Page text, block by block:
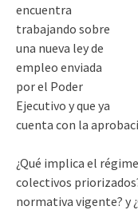
encuentra
trabajando sobre
una nueva ley de
empleo enviada
por el Poder
Ejecutivo y que ya
cuenta con la
¿Qué implica el
colectivos
normativa vigente? y